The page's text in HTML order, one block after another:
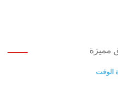
مميزة